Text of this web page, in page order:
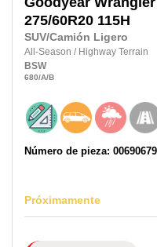
275/60R20 115H
SUV/Camión Ligero
All-Season / Highway Terrain
BSW
680/A/B
Número de pieza:
Próximamente